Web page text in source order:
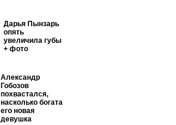
Дарья Пынзарь
опять
увеличила губы
+ фото
Александр
Гобозов
похвастался,
насколько богата
его новая
девушка